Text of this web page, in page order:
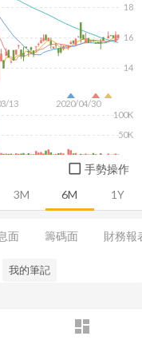
dashboard
3M 6M 1Y
13 2020/04/30
14
16
18
50K
100K
手勢操作
面 籌碼面 財務報
我的筆記